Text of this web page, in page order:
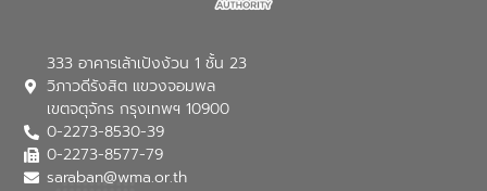
333 อาคารเล้าเป้งง้วน 1 ชั้น 23
วิภาวดีรังสิต แขวงจอมพล
เขตจตุจักร กรุงเทพฯ 10900
0-2273-8530-39
0-2273-8577-79
saraban@wma.or.th